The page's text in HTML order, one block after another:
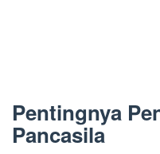
Pentingnya
Pancasila